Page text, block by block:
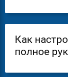
Как
полное